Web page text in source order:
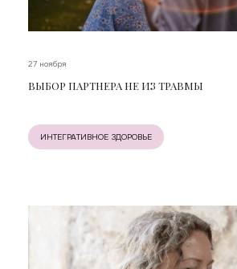
27 ноября
ВЫБОР ПАРТНЕРА НЕ ИЗ ТРАВМЫ
ИНТЕГРАТИВНОЕ ЗДОРОВЬЕ